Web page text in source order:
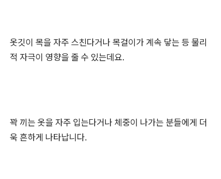
옷깃이 목을 자주 스친다거나 목걸이가 계속 닿는 등 물리
적 자극이 영향을 줄 수 있는데요.
꽉 끼는 옷을 자주 입는다거나 체중이 나가는 분들에게 더
욱 흔하게 나타납니다.